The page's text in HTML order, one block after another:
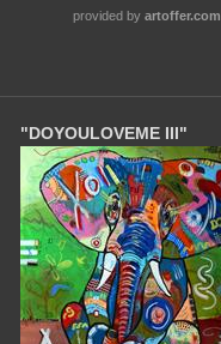
provided by artoffer.com
"DOYOULOVEME III"